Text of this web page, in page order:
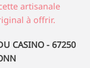
artisanale
à offrir.
CASINO - 67250